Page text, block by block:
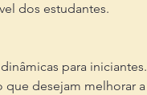
dos estudantes.
para iniciantes.
que desejam melhorar a